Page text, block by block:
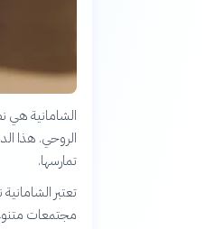
الشامانية هي
الروحي. هذا
تمارسها.
تعتبر
مجتمعات